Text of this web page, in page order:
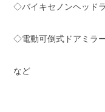
◇バイキセノンヘッド
◇電動可倒式ドアミラ
など